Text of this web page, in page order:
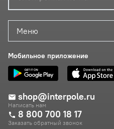
Меню
Мобильное приложение
shop@interpole.ru
Написать нам
8 800 700 18 17
Заказать обратный звонок